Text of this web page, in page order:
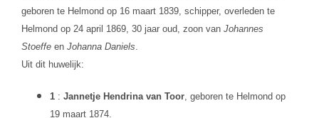
geboren te Helmond op 16 maart 1839, schipper, overleden te
Helmond op 24 april 1869, 30 jaar oud, zoon van Johannes
Stoeffeen Johanna Daniels
Uit dit huwelijk:
1 : Jannetje Hendrina van Toor, geboren te Helmond op
19 maart 1874.